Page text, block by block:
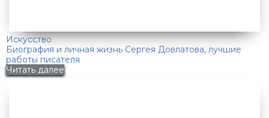
Искусство
Биография и личная жизнь Сергея Довлатова, лучшие
работы писателя
Читать далее